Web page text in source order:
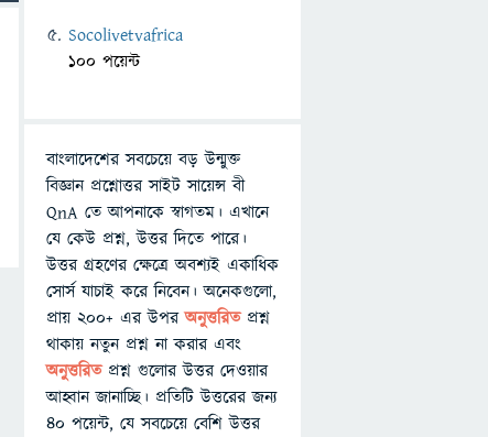
Socolivetvafrica
100 পয়েন্ট
বাংলাদেশের সবচেয়ে বড় উন্মুক্ত
বিজ্ঞান প্রশ্নোত্তর সাইট সায়েন্স বী
QnA তে আপনাকে স্বাগতম। এখানে
যে কেউ প্রশ্ন, উত্তর দিতে পারে।
উত্তর গ্রহণের ক্ষেত্রে অবশ্যই একাধিক
সোর্স যাচাই করে নিবেন। অনেকগুলো,
প্রায় ২০০+ এর উপরঅনুত্তরিতপ্রশ্ন
থাকায় নতুন প্রশ্ন না করার এবং
অনুত্তরিত প্রশ্ন গুলোর উত্তর দেওয়ার
আহ্বান জানাচ্ছি। প্রতিটি উত্তরের জন্য
৪০ পয়েন্ট, যে সবচেয়ে বেশি উত্তর